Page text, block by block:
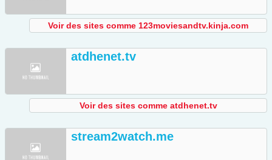
Voir des sites comme 123moviesandtv.kinja.com
atdhenet.tv
Voir des sites comme atdhenet.tv
stream2watch.me